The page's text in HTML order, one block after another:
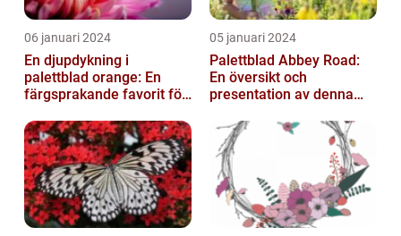
06 januari 2024
En djupdykning i
palettblad orange: En
färgsprakande favorit för
05 januari 2024
Palettblad Abbey Road:
En översikt och
presentation av denna